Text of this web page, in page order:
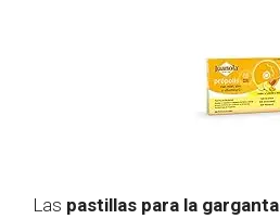
Las pastillas para la garganta